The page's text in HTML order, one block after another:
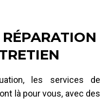
les services de
là pour vous, avec des